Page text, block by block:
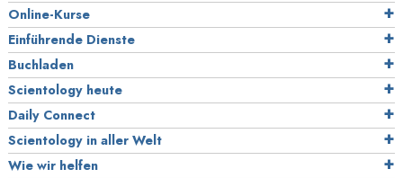
Online-Kurse
Einführende Dienste
Buchladen
Scientology heute
Daily Connect
Scientology in aller Welt
Wie wir helfen